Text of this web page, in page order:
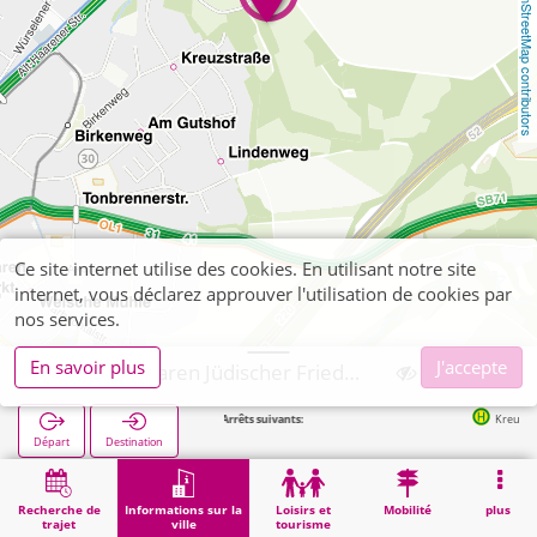
OpenStreetMap contributors
Recherche de
trajet
Informations sur la
ville
Loisirs et
tourisme
Mobilité plus
Départ Destination
Arrêts suivants: Kreuzstraße in
Démarrage Informations sur la ville Aachen, Haaren Jüdischer Friedhof
Ce site internet utilise des cookies. En utilisant notre site
internet, vous déclarez approuver l'utilisation de cookies par
nos services.
En savoir plus
J'accepte